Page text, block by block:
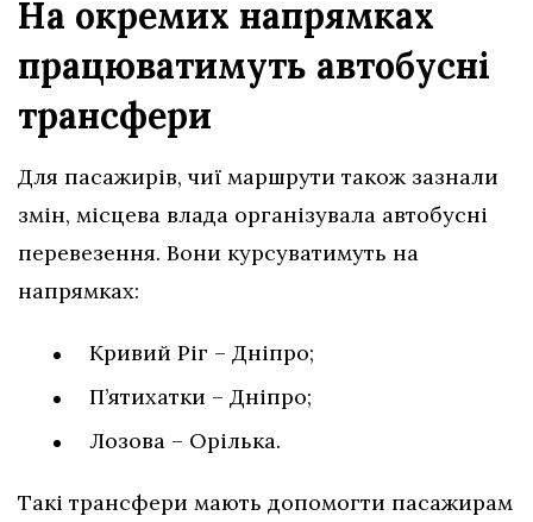
На окремих напрямках
працюватимуть автобусні
трансфери
Для пасажирів, чиї маршрути також зазнали
змін, місцева влада організувала автобусні
перевезення. Вони курсуватимуть на
напрямках:
Кривий Ріг – Дніпро;
П’ятихатки – Дніпро;
Лозова – Орілька.
Такі трансфери мають допомогти пасажирам